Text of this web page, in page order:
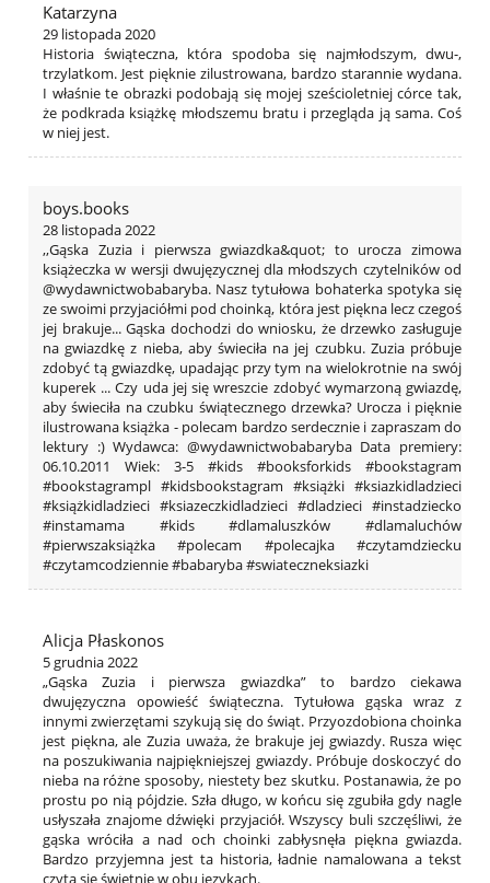
Katarzyna
29 listopada 2020
Historia świąteczna, która spodoba się najmłodszym, dwu-,
trzylatkom. Jest pięknie zilustrowana, bardzo starannie wydana.
I właśnie te obrazki podobają się mojej sześcioletniej córce tak,
że podkrada książkę młodszemu bratu i przegląda ją sama. Coś
w niej jest.
boys.books
28 listopada 2022
,,Gąska Zuzia i pierwsza gwiazdka&quot; to urocza zimowa
książeczka w wersji dwujęzycznej dla młodszych czytelników od
@wydawnictwobabaryba. Nasz tytułowa bohaterka spotyka się
ze swoimi przyjaciółmi pod choinką, która jest piękna lecz czegoś
jej brakuje... Gąska dochodzi do wniosku, że drzewko zasługuje
na gwiazdkę z nieba, aby świeciła na jej czubku. Zuzia próbuje
zdobyć tą gwiazdkę, upadając przy tym na wielokrotnie na swój
kuperek ... Czy uda jej się wreszcie zdobyć wymarzoną gwiazdę,
aby świeciła na czubku świątecznego drzewka? Urocza i pięknie
ilustrowana książka - polecam bardzo serdecznie i zapraszam do
lektury :) Wydawca: @wydawnictwobabaryba Data premiery:
06.10.2011 Wiek: 3-5 #kids #booksforkids #bookstagram
#bookstagrampl #kidsbookstagram #książki #ksiazkidladzieci
#książkidladzieci #ksiazeczkidladzieci #dladzieci #instadziecko
#instamama #kids #dlamaluszków #dlamaluchów
#pierwszaksiążka #polecam #polecajka #czytamdziecku
#czytamcodziennie #babaryba #swiateczneksiazki
Alicja Płaskonos
5 grudnia 2022
„Gąska Zuzia i pierwsza gwiazdka” to bardzo ciekawa
dwujęzyczna opowieść świąteczna. Tytułowa gąska wraz z
innymi zwierzętami szykują się do świąt. Przyozdobiona choinka
jest piękna, ale Zuzia uważa, że brakuje jej gwiazdy. Rusza więc
na poszukiwania najpiękniejszej gwiazdy. Próbuje doskoczyć do
nieba na różne sposoby, niestety bez skutku. Postanawia, że po
prostu po nią pójdzie. Szła długo, w końcu się zgubiła gdy nagle
usłyszała znajome dźwięki przyjaciół. Wszyscy buli szczęśliwi, że
gąska wróciła a nad och choinki zabłysnęła piękna gwiazda.
Bardzo przyjemna jest ta historia, ładnie namalowana a tekst
czyta się świetnie w obu językach.